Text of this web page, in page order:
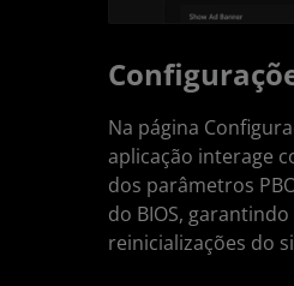
Na página
aplicação interage
dos parâmetros
do BIOS,
reinicializações do